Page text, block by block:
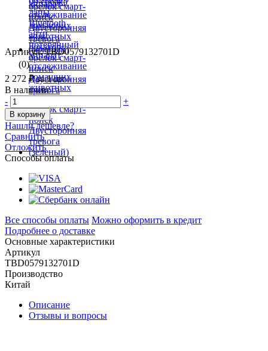
Артикул: TBD0579132701D
(0)
2 272 ₽за 1 шт
В наличии
-
+
В корзину
Нашли дешевле?
Сравнить
Отложить
Способы оплаты
Все способы оплаты Можно оформить в кредит
Подробнее о доставке
Основные характеристики
Артикул
TBD0579132701D
Производство
Китай
Описание
Отзывы и вопросы